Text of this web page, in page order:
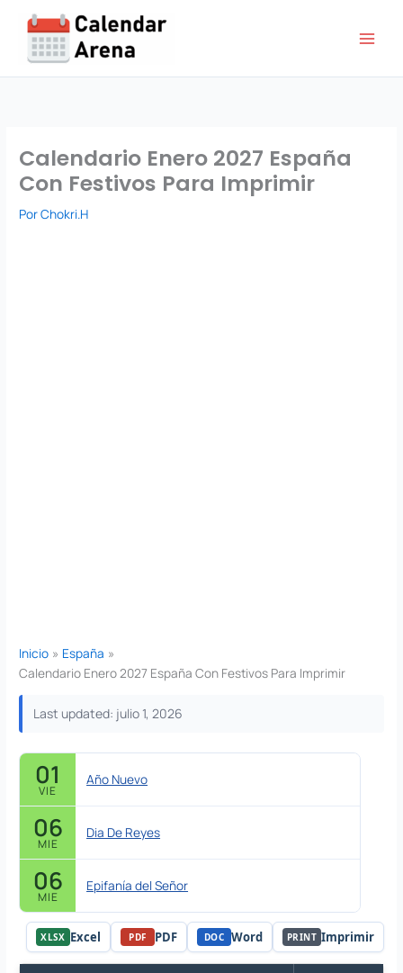
contenido
Calendario Enero 2027 España
Con Festivos Para Imprimir
PorChokri.H
Inicio
España
Calendario Enero 2027 España Con Festivos Para Imprimir
Last updated: julio 1, 2026
01
VIE
Año Nuevo
06
MIE
Dia De Reyes
06
MIE
Epifanía del Señor
XLSX Excel PDF PDF DOC Word PRINT Imprimir